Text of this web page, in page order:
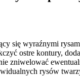
się wyraźnymi
ostre kontury,
zniwelować
rysów